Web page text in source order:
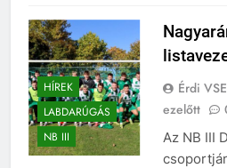
HÍREK
LABDARÚGÁS
NB III
Érdi VSE
ezelőtt
Az NB III